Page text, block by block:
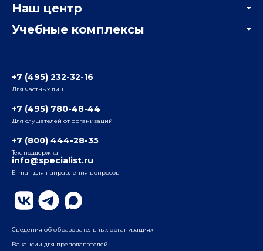
Учебные комплексы
Радио
ул. Радио, д.24, корпус 1, 2-й подъезд, 2-й этаж
ул. Воронцовская, д. 35Б, корп.2, 5-й этаж
Бауманский
ул. Бауманская, д. 6, стр. 2, бизнес-центр «Виктория
Плаза», 4-й этаж
Отзывы компаний
Наш центр
Информация о центре
+7 (495) 232-32-16
Для частных лиц
+7 (495) 780-48-44
Для слушателей от организаций
+7 (800) 444-28-35
Тех. поддержка
info@specialist.ru
E-mail для направления вопросов
Сведения об образовательных организациях
Вакансии для преподавателей